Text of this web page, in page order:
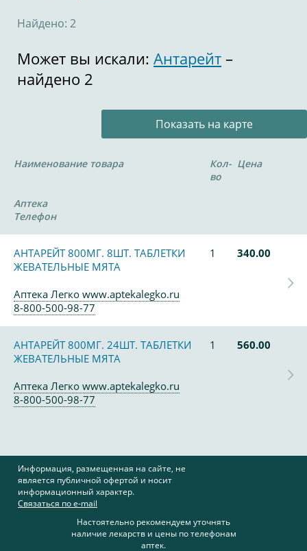
Найдено: 2
Может вы искали: Антарейт –
найдено 2
Показать на карте
Наименование товара
Кол-
во
Цена
Аптека
Телефон
АНТАРЕЙТ 800МГ. 8ШТ. ТАБЛЕТКИ
ЖЕВАТЕЛЬНЫЕ МЯТА
1 340.00
Аптека Легко www.aptekalegko.ru
8-800-500-98-77
АНТАРЕЙТ 800МГ. 24ШТ. ТАБЛЕТКИ
ЖЕВАТЕЛЬНЫЕ МЯТА
1 560.00
Аптека Легко www.aptekalegko.ru
8-800-500-98-77
Информация, размещенная на сайте, не
является публичной офертой и носит
информационный характер.
Связаться по e-mail
Настоятельно рекомендуем уточнять
наличие лекарств и цены по телефонам
аптек.